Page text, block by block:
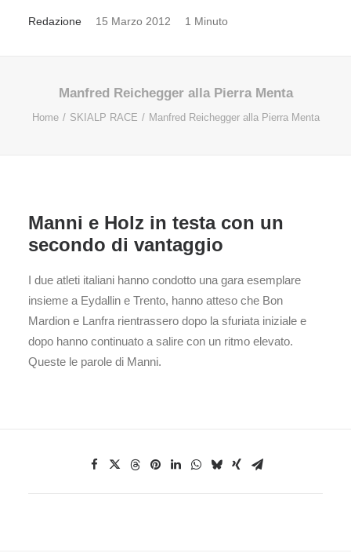
Redazione 15 Marzo 2012 1 Minuto
Manfred Reichegger alla Pierra Menta
Home SKIALP RACE Manfred Reichegger alla Pierra Menta
Manni e Holz in testa con un
secondo di vantaggio
I due atleti italiani hanno condotto una gara esemplare
insieme a Eydallin e Trento, hanno atteso che Bon
Mardion e Lanfra rientrassero dopo la sfuriata iniziale e
dopo hanno continuato a salire con un ritmo elevato.
Queste le parole di Manni.